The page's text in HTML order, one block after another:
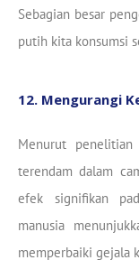
Sebagian besar
putih kita konsumsi
12. Mengurangi
Menurut
terendam dalam
efek signifikan
manusia
memperbaiki gejala